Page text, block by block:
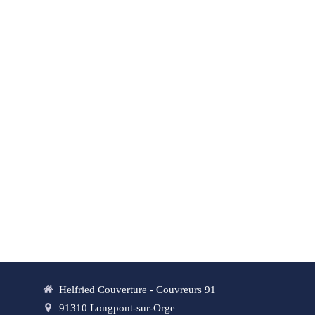
Helfried Couverture - Couvreurs 91
91310 Longpont-sur-Orge